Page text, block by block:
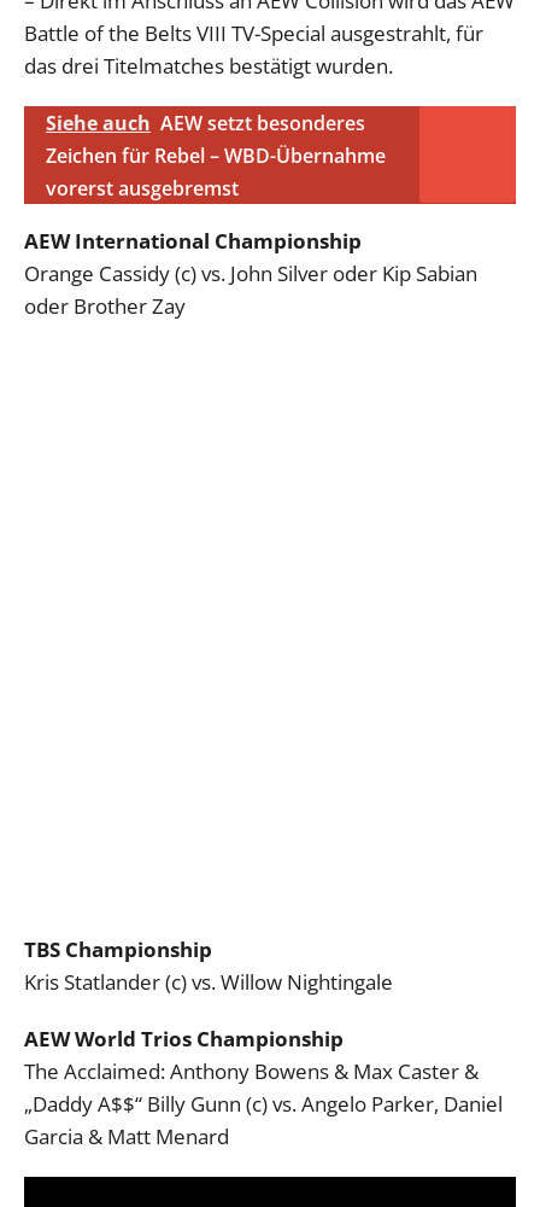
Battle of the Belts VIII TV-Special ausgestrahlt, für
das drei Titelmatches bestätigt wurden.
Siehe auch AEW setzt besonderes
Zeichen für Rebel – WBD-Übernahme
vorerst ausgebremst
AEW International Championship
Orange Cassidy (c) vs. John Silver oder Kip Sabian
oder Brother Zay
TBS Championship
Kris Statlander (c) vs. Willow Nightingale
AEW World Trios Championship
The Acclaimed: Anthony Bowens & Max Caster &
„Daddy A$$“ Billy Gunn (c) vs. Angelo Parker, Daniel
Garcia & Matt Menard